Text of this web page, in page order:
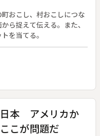
おこし、村おこしにつな
ら捉えて伝える。また、
を当てる。
本 アメリカか
こが問題だ